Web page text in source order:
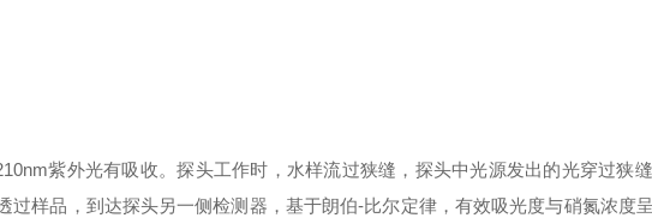
紫外光有吸收。探头工作时，水样流过狭缝，探头中光源发出的光穿过狭
过样品，到达探头另一侧检测器，基于朗伯-比尔定律，有效吸光度与硝氮浓度